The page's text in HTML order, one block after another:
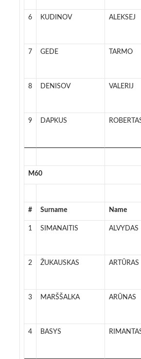
6 KUDINOV ALEKSEJ
7 GEDE TARMO
8 DENISOV VALERIJ
9 DAPKUS
M60
# Surname Name
1 SIMANAITIS ALVYDAS
2 ŽUKAUSKAS ARTŪRAS
3 MARŠŠALKA ARŪNAS
4 BASYS